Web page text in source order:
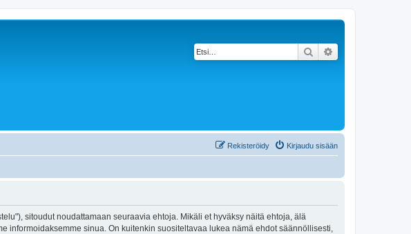
Etsi
Kirjaudu sisään
Rekisteröidy
sitoudut noudattamaan seuraavia ehtoja. Mikäli et hyväksy näitä ehtoja, älä
informoidaksemme sinua. On kuitenkin suositeltavaa lukea nämä ehdot säännöllisesti,